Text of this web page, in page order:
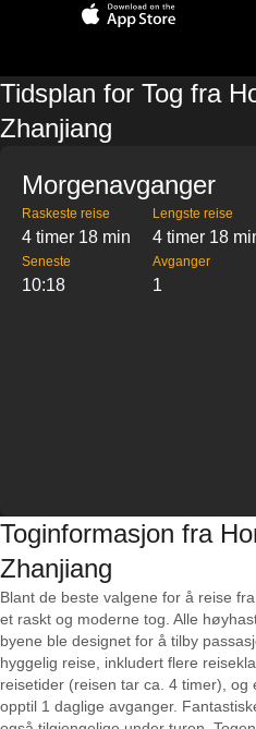
Tidsplan for Tog fra
Zhanjiang
Morgenavganger
Raskeste reise
4 timer 18 min
Lengste reise
4 timer 18
Seneste
10:18
Avganger
1
Toginformasjon fra
Zhanjiang
Blant de beste valgene for å reise
et raskt og moderne tog. Alle
byene ble designet for å tilby
hyggelig reise, inkludert flere
reisetider (reisen tar ca. 4 timer), og
opptil 1 daglige avganger.